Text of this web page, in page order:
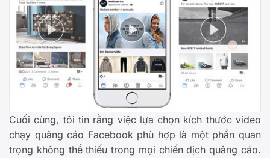
Cuối cùng, tôi tin rằng việc lựa chọn kích thước video
chạy quảng cáo Facebook phù hợp là một phần quan
trọng không thể thiếu trong mọi chiến dịch quảng cáo.